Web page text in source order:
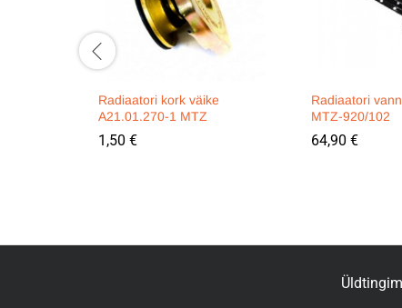
Radiaatori kork väike
A21.01.270-1 MTZ
1,50 €
Radiaatori
MTZ-920/102
64,90 €